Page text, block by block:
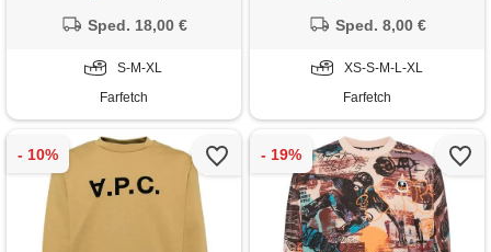
Sped. 18,00 €
S-M-XL
Farfetch
Sped. 8,00 €
XS-S-M-L-XL
Farfetch